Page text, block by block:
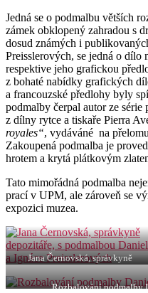
Jedná se o podmalbu větších
zámek obklopený zahradou s
dosud známých i
Preisslerových, se jedná o dílo
respektive jeho grafickou
z bohaté nabídky grafických
a francouzské předlohy byly
podmalby čerpal autor ze
z dílny rytce a tiskaře Pierra
royales“, vydáváné na
Zakoupená podmalba je
hrotem a krytá plátkovým
Tato mimořádná podmalba
prací v UPM, ale zároveň se
expozici muzea.
Jana Černovská, správkyně
depozitáře, s podmalbou Daniela
a Ignáce Preisslerových
Rozbalování podmalby